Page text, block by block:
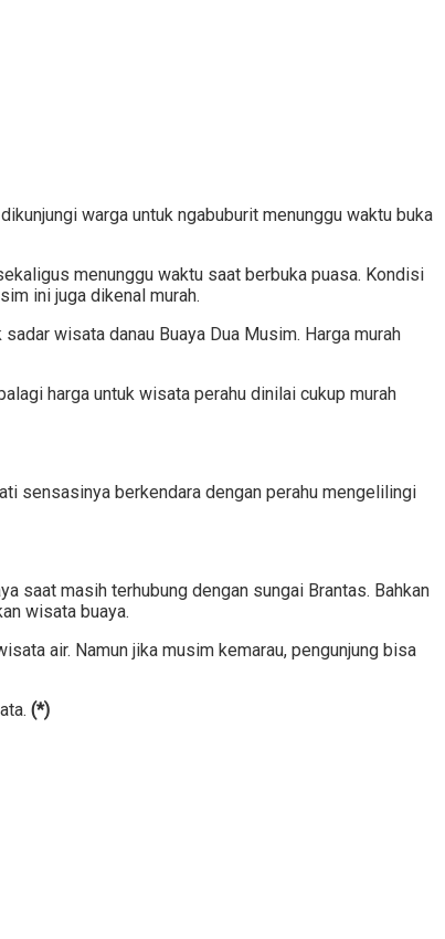
warga untuk ngabuburit menunggu waktu buka
menunggu waktu saat berbuka puasa. Kondisi
ini juga dikenal murah.
wisata danau Buaya Dua Musim. Harga murah
harga untuk wisata perahu dinilai cukup murah
sensasinya berkendara dengan perahu mengelilingi
saat masih terhubung dengan sungai Brantas. Bahkan
wisata buaya.
air. Namun jika musim kemarau, pengunjung bisa
(*)